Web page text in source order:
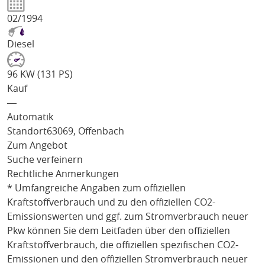
02/1994
Diesel
96 KW (131 PS)
Kauf
―
Automatik
Standort63069, Offenbach
Zum Angebot
Suche verfeinern
Rechtliche Anmerkungen
* Umfangreiche Angaben zum offiziellen
Kraftstoffverbrauch und zu den offiziellen CO2-
Emissionswerten und ggf. zum Stromverbrauch neuer
Pkw können Sie dem Leitfaden über den offiziellen
Kraftstoffverbrauch, die offiziellen spezifischen CO2-
Emissionen und den offiziellen Stromverbrauch neuer